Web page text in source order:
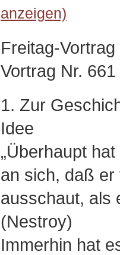
anzeigen)
Freitag-
Vortrag Nr. 661
1. Zur
Idee
„Überhaupt
an sich, daß
ausschaut, als
(Nestroy)
Immerhin hat